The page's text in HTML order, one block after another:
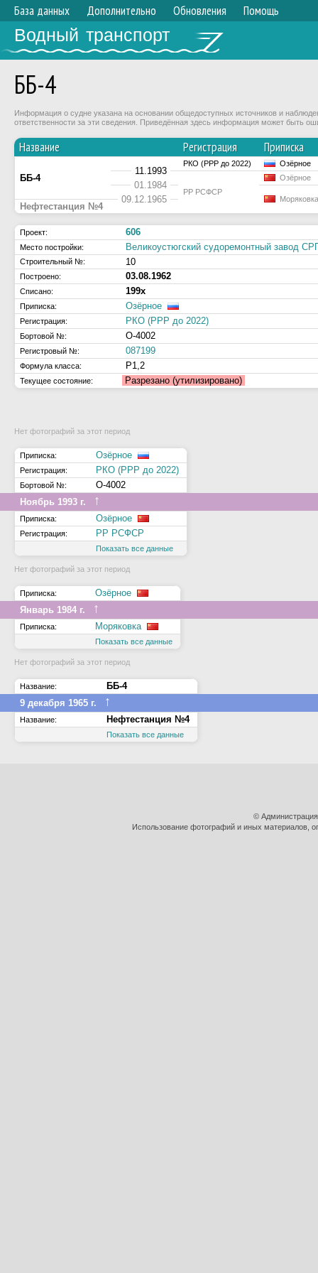
База данных Дополнительно Обновления Помощь
Водный транспорт
ББ-4
Информация о судне указана на основании общедоступных источников и
ответственности за эти сведения. Приведённая здесь информация может быть
Название Регистрация Приписка
ББ-4
11.1993
РКО (РРР до 2022) Озёрное
01.1984
РР РСФСР
Озёрное
09.12.1965 Моряковка
Нефтестанция №4
Проект: 606
Место постройки: Великоустюгский судоремонтный завод
Строительный №: 10
Построено: 03.08.1962
Списано: 199х
Приписка: Озёрное
Регистрация: РКО (РРР до 2022)
Бортовой №: О-4002
Регистровый №: 087199
Формула класса: Р1,2
Текущее состояние: Разрезано (утилизировано)
Нет фотографий за этот период
Приписка: Озёрное
Регистрация: РКО (РРР до 2022)
Бортовой №:
О-4002
Ноябрь 1993 г.
↑
Приписка: Озёрное
Регистрация: РР РСФСР
Показать все данные
Нет фотографий за этот период
Приписка:
Озёрное
Январь 1984 г.
↑
Приписка: Моряковка
Показать все данные
Нет фотографий за этот период
Название:
ББ-4
9 декабря 1965 г.
↑
Название: Нефтестанция №4
Показать все данные
©
Использование фотографий и иных материалов,